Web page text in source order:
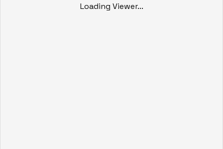
Loading Viewer...